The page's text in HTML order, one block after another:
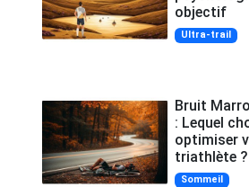
objectif
Ultra-trail
Bruit
: Lequel
optimiser
triathlète ?
Sommeil